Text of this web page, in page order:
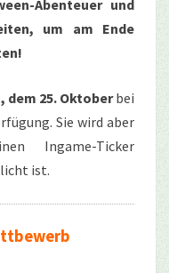
Abenteuer und
um am Ende
dem 25. Oktoberbei
Sie wird aber
Ingame-Ticker
ist.